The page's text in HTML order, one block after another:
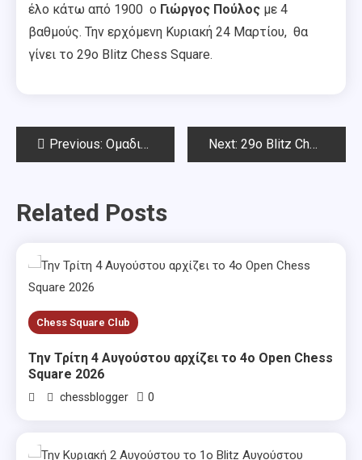
έλο κάτω από 1900 ο Γιώργος Πούλος με 4
βαθμούς. Την ερχόμενη Κυριακή 24 Μαρτίου, θα
γίνει το 29ο Blitz Chess Square.
PostPrevious: Ομαδικοί Αγώνες Αττικής 17.3.2019 Next: 29o Blitz Chess Square την Κυριακή 24 Μαρτίου 2019
Related Posts
Chess Square Club
Την Τρίτη 4 Αυγούστου αρχίζει το 4ο Open Chess
Square 2026
chessblogger 0